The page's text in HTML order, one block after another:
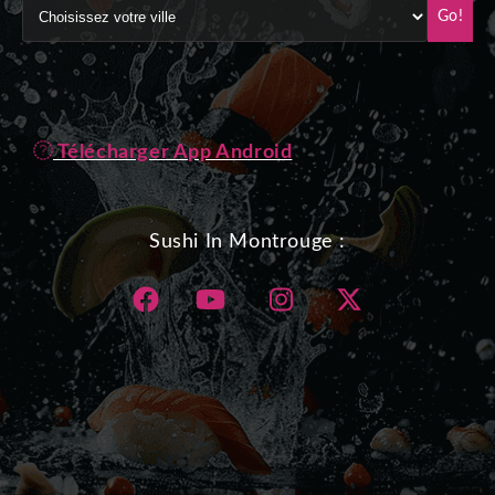
Go!
Télécharger App Android
Sushi In Montrouge :